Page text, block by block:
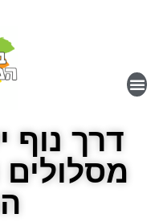
דרך נוף
מסלולים